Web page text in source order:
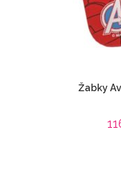
Žabky